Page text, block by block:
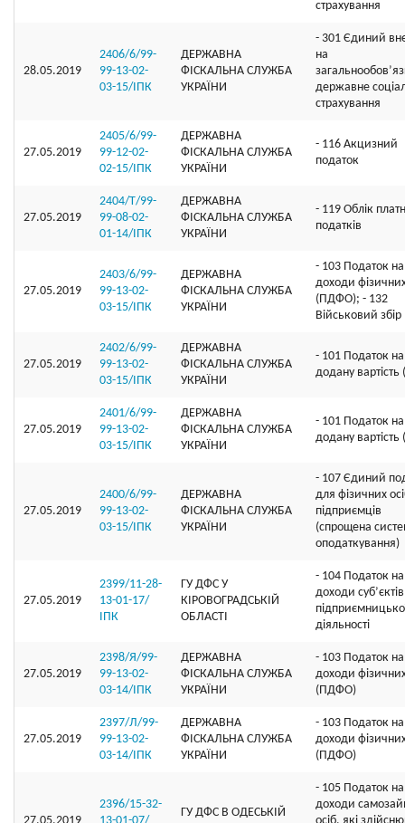
страхування
28.05.2019
2406/6/99-
99-13-02-
03-15/ІПК
ДЕРЖАВНА
ФІСКАЛЬНА СЛУЖБА
УКРАЇНИ
- 301 Єдиний
на
державне
страхування
27.05.2019
2405/6/99-
99-12-02-
02-15/ІПК
ДЕРЖАВНА
ФІСКАЛЬНА СЛУЖБА
УКРАЇНИ
- 116 Акцизний
податок
27.05.2019
2404/Т/99-
99-08-02-
01-14/ІПК
ДЕРЖАВНА
ФІСКАЛЬНА СЛУЖБА
УКРАЇНИ
- 119 Облік
податків
27.05.2019
2403/6/99-
99-13-02-
03-15/ІПК
ДЕРЖАВНА
ФІСКАЛЬНА СЛУЖБА
УКРАЇНИ
- 103 Податок на
доходи
(ПДФО); - 132
Військовий збір
27.05.2019
2402/6/99-
99-13-02-
03-15/ІПК
ДЕРЖАВНА
ФІСКАЛЬНА СЛУЖБА
УКРАЇНИ
- 101 Податок на
додану
27.05.2019
2401/6/99-
99-13-02-
03-15/ІПК
ДЕРЖАВНА
ФІСКАЛЬНА СЛУЖБА
УКРАЇНИ
- 101 Податок на
додану
27.05.2019
2400/6/99-
99-13-02-
03-15/ІПК
ДЕРЖАВНА
ФІСКАЛЬНА СЛУЖБА
УКРАЇНИ
- 107 Єдиний
для фізичних
підприємців
(спрощена
оподаткування)
27.05.2019
2399/11-28-
13-01-17/
ІПК
ГУ ДФС У
КIРОВОГРАДСЬКIЙ
ОБЛАСТI
- 104 Податок на
доходи суб’єктів
діяльності
27.05.2019
2398/Я/99-
99-13-02-
03-14/ІПК
ДЕРЖАВНА
ФІСКАЛЬНА СЛУЖБА
УКРАЇНИ
- 103 Податок на
доходи
(ПДФО)
27.05.2019
2397/Л/99-
99-13-02-
03-14/ІПК
ДЕРЖАВНА
ФІСКАЛЬНА СЛУЖБА
УКРАЇНИ
- 103 Податок на
доходи
(ПДФО)
2396/15-32-
ГУ ДФС В ОДЕСЬКIЙ
- 105 Податок на
доходи